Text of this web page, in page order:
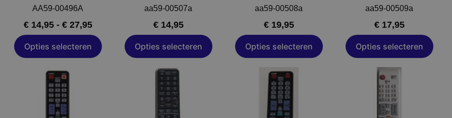
AA59-00496A
€14,95 - €27,95
Opties selecteren
worden
de
productpagina
aa59-00507a
€14,95
Opties selecteren
worden
de
productpagina
aa59-00508a
€19,95
Opties selecteren
aa59-00509a
€17,95
Opties selecteren
worden
de
productpagina
Dit
product
heeft
meerdere
Dit
product
heeft
meerdere
Dit
product
heeft
meerdere
Dit
product
heeft
meerdere